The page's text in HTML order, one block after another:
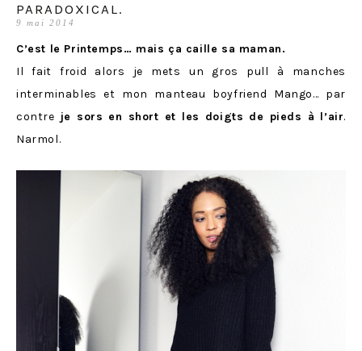
PARADOXICAL.
9 mai 2014
C’est le Printemps… mais ça caille sa maman.
Il fait froid alors je mets un gros pull à manches
interminables et mon manteau boyfriend Mango… par
contre je sors en short et les doigts de pieds à l’air.
Narmol.